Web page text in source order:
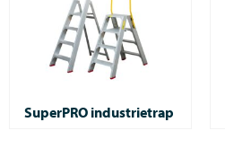
SuperPRO industrietrap